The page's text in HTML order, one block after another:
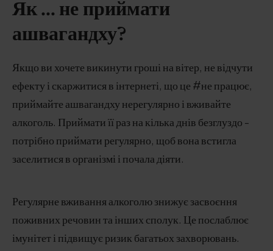
Як ... не приймати
ашвагандху?
Якщо ви хочете викинути гроші на вітер, не відчути
ефекту і скаржитися в інтернеті, що це #не працює,
приймайте ашвагандху нерегулярно і вживайте
алкоголь. Приймати її раз на кілька днів безглуздо -
потрібно приймати регулярно, щоб вона встигла
заселитися в організмі і почала діяти.
Регулярне вживання алкоголю знижує засвоєння
поживних речовин та інших сполук. Це послаблює
імунітет і підвищує ризик багатьох захворювань.